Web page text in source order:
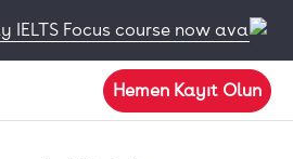
IELTS Focus course now
Hemen Kayıt Olun